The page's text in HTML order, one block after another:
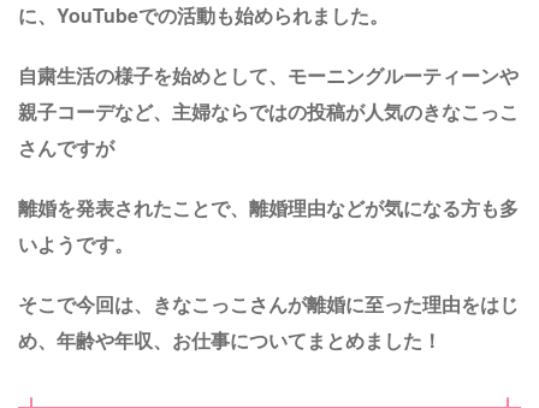
に、YouTubeでの活動も始められました。
自粛生活の様子を始めとして、モーニングルーティーンや
親子コーデなど、主婦ならではの投稿が人気のきなこっこ
さんですが
離婚を発表されたことで、離婚理由などが気になる方も多
いようです。
そこで今回は、きなこっこさんが離婚に至った理由をはじ
め、年齢や年収、お仕事についてまとめました！